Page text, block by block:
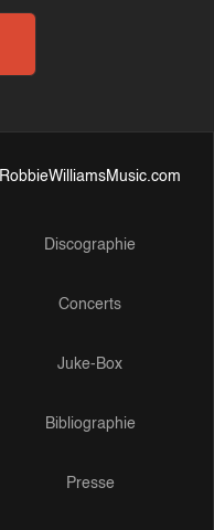
RobbieWilliamsMusic.com
Discographie
Concerts
Juke-Box
Bibliographie
Presse